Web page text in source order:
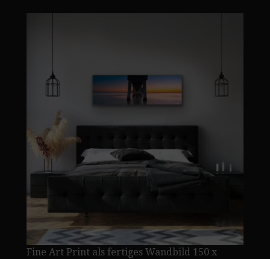
Fine Art Print als fertiges Wandbild 150 x